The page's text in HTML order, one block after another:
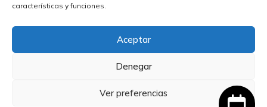
características y funciones.
Aceptar
Denegar
Ver preferencias